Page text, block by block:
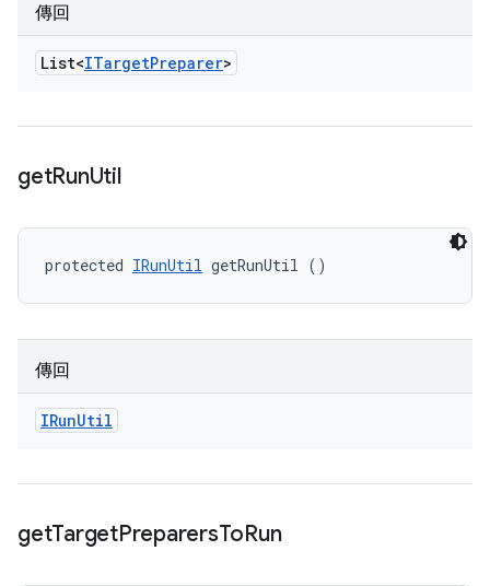
傳回
List<ITargetPreparer>
getRunUtil
protected IRunUtil getRunUtil ()
傳回
IRunUtil
getTargetPreparersToRun